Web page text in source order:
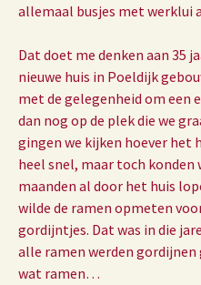
allemaal busjes met werklui
Dat doet me denken aan 35
nieuwe huis in Poeldijk
met de gelegenheid om een
dan nog op de plek die we
gingen we kijken hoever het
heel snel, maar toch konden
maanden al door het huis
wilde de ramen opmeten
gordijntjes. Dat was in die
alle ramen werden
wat ramen…